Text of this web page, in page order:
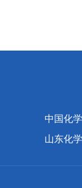
中国化
山东化